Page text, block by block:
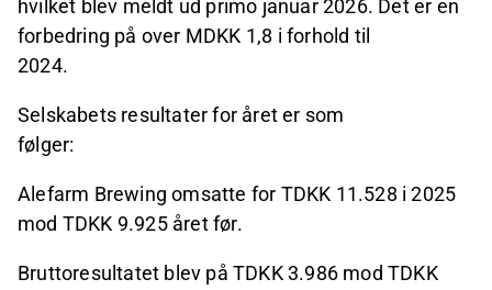
hvilket blev meldt ud primo januar 2026. Det er en
forbedring på over MDKK 1,8 i forhold til
2024.
Selskabets resultater for året er som
følger:
Alefarm Brewing omsatte for TDKK 11.528 i 2025
mod TDKK 9.925 året før.
Bruttoresultatet blev på TDKK 3.986 mod TDKK